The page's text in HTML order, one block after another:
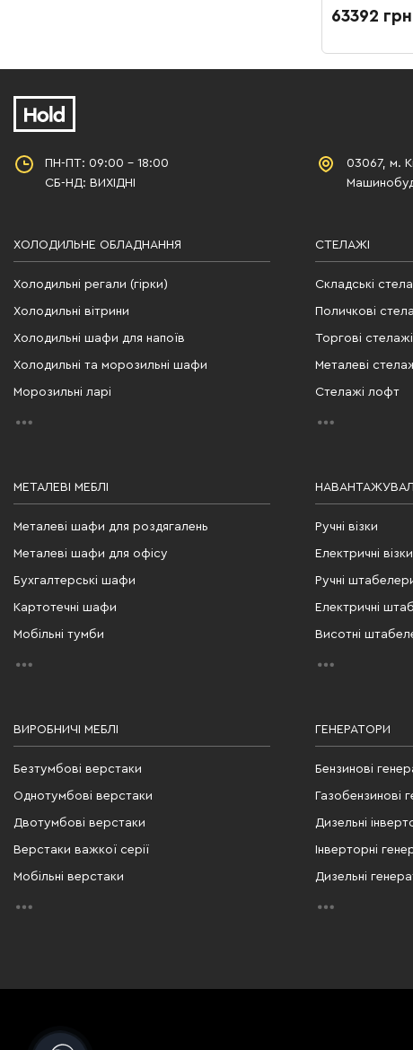
63392
ПН-ПТ: 09:00 - 18:00
СБ-НД: ВИХІДНІ
03067, м.
ХОЛОДИЛЬНЕ ОБЛАДНАННЯ
Холодильні регали (гірки)
Холодильні вітрини
Холодильні шафи для напоїв
Холодильні та морозильні шафи
Морозильні ларі
СТЕЛАЖІ
Складські
Поличкові
Торгові стелажі
Металеві
Стелажі лофт
МЕТАЛЕВІ МЕБЛІ
Металеві шафи для роздягалень
Металеві шафи для офісу
Бухгалтерські шафи
Картотечні шафи
Мобільні тумби
Ручні візки
Електричні візки
Ручні
Електричні
Висотні
ВИРОБНИЧІ МЕБЛІ
Безтумбові верстаки
Однотумбові верстаки
Двотумбові верстаки
Верстаки важкої серії
Мобільні верстаки
ГЕНЕРАТОРИ
Бензинові
Газобензинові
Дизельні
Інверторні
Дизельні